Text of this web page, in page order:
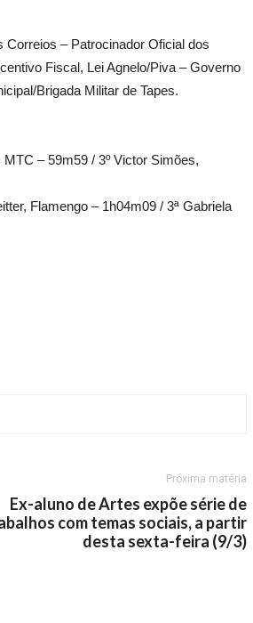
– Patrocinador Oficial dos
Fiscal, Lei Agnelo/Piva – Governo
Brigada Militar de Tapes.
– 59m59 / 3º Victor Simões,
Flamengo – 1h04m09 / 3ª Gabriela
Próxima matéria
Ex-aluno de Artes expõe série de
com temas sociais, a partir
desta sexta-feira (9/3)